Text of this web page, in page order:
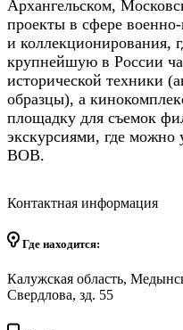
Архангельском,
проекты в сфере
и коллекционирования,
крупнейшую в России
исторической техники
образцы), а
площадку для съемок
экскурсиями, где можно
ВОВ.
Контактная информация
Где находится:
Калужская область,
Свердлова, зд. 55